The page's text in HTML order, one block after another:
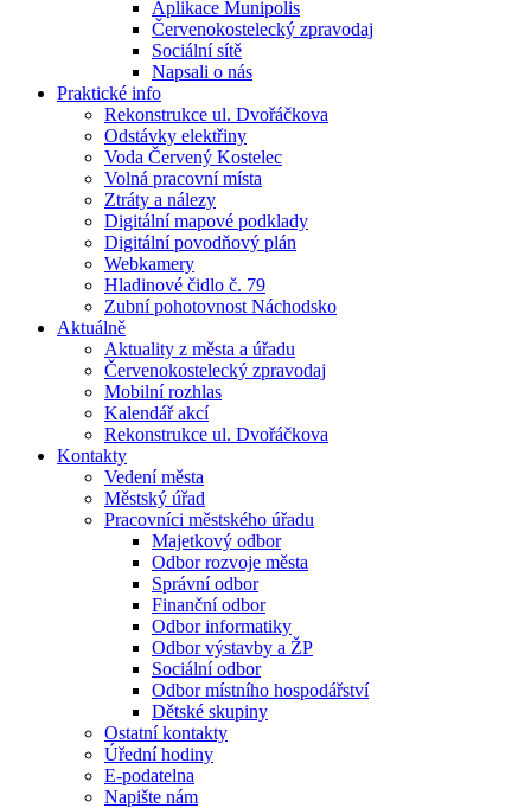
Aplikace Munipolis
Červenokostelecký zpravodaj
Sociální sítě
Napsali o nás
Praktické info
Rekonstrukce ul. Dvořáčkova
Odstávky elektřiny
Voda Červený Kostelec
Volná pracovní místa
Ztráty a nálezy
Digitální mapové podklady
Digitální povodňový plán
Webkamery
Hladinové čidlo č. 79
Zubní pohotovnost Náchodsko
Aktuálně
Aktuality z města a úřadu
Červenokostelecký zpravodaj
Mobilní rozhlas
Kalendář akcí
Rekonstrukce ul. Dvořáčkova
Kontakty
Vedení města
Městský úřad
Pracovníci městského úřadu
Majetkový odbor
Odbor rozvoje města
Správní odbor
Finanční odbor
Odbor informatiky
Odbor výstavby a ŽP
Sociální odbor
Odbor místního hospodářství
Dětské skupiny
Ostatní kontakty
Úřední hodiny
E-podatelna
Napište nám